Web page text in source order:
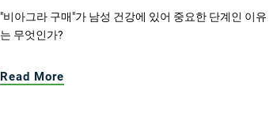
"비아그라 구매"가 남성 건강에 있어 중요한 단계인 이유
는 무엇인가?
Read More